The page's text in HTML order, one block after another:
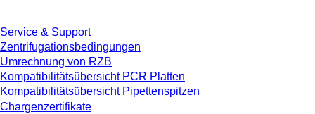
Service & Support
Zentrifugationsbedingungen
Umrechnung von RZB
Kompatibilitätsübersicht PCR Platten
Kompatibilitätsübersicht Pipettenspitzen
Chargenzertifikate